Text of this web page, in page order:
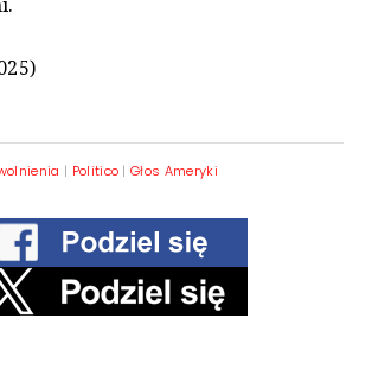
| Politico |Głos Ameryki